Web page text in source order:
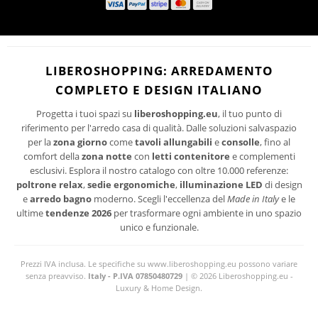
I suoi dati personali verranno trattati per le finalità connesse all'invio delle newsletter.
Per maggiori informazioni sul trattamento dei dati personali consultare la privacy policy
LIBEROSHOPPING: ARREDAMENTO
COMPLETO E DESIGN ITALIANO
Progetta i tuoi spazi su liberoshopping.eu, il tuo punto di
riferimento per l'arredo casa di qualità. Dalle soluzioni salvaspazio
per lazona giornocometavoli allungabili econsolle, fino al
comfort dellazona notte con letti contenitore e complementi
esclusivi. Esplora il nostro catalogo con oltre 10.000 referenze:
poltrone relax,sedie ergonomiche, illuminazione LED di design
earredo bagno moderno. Scegli l'eccellenza delMade in Italye le
ultimetendenze 2026 per trasformare ogni ambiente in uno spazio
unico e funzionale.
Prezzi IVA inclusa. Le specifiche su www.liberoshopping.eu possono variare
senza preavviso. Italy - P.IVA 07850480729| © 2026 Liberoshopping.eu -
Luxury & Home Design.